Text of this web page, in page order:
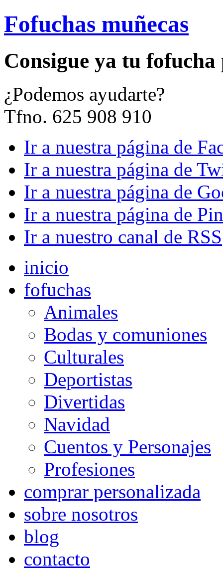
Fofuchas muñecas
Consigue ya tu
¿Podemos ayudarte?
Tfno. 625 908 910
Ir a nuestra página de
Ir a nuestra página de
Ir a nuestra página de
Ir a nuestra página de
Ir a nuestro canal de RSS
inicio
fofuchas
Animales
Bodas y comuniones
Culturales
Deportistas
Divertidas
Navidad
Cuentos y Personajes
Profesiones
comprar personalizada
sobre nosotros
blog
contacto